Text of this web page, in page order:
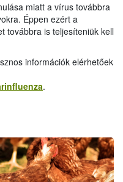
miatt a vírus továbbra
Éppen ezért a
továbbra is teljesíteniük kell
információk elérhetőek
.